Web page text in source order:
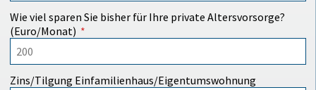
Wie viel sparen Sie bisher für Ihre private Altersvorsorge?
(Euro/Monat)
Zins/Tilgung Einfamilienhaus/Eigentumswohnung